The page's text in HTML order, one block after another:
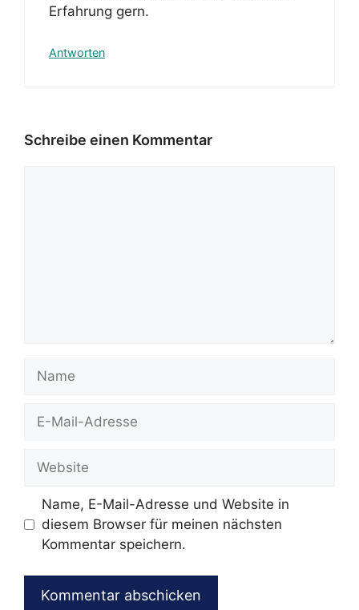
Erfahrung gern.
Antworten
Schreibe einen Kommentar
Name
Website
Name, E-Mail-Adresse und Website in
diesem Browser für meinen nächsten
Kommentar speichern.